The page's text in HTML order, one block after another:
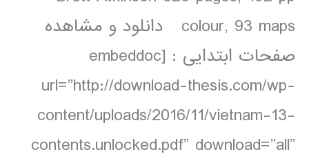
colour, 93 maps دانلود و مشاهده
صفحات ابتدایی : [embeddoc
url=”http://download-thesis.com/wp-
content/uploads/2016/11/vietnam-13-
contents.unlocked.pdf” download=”all”